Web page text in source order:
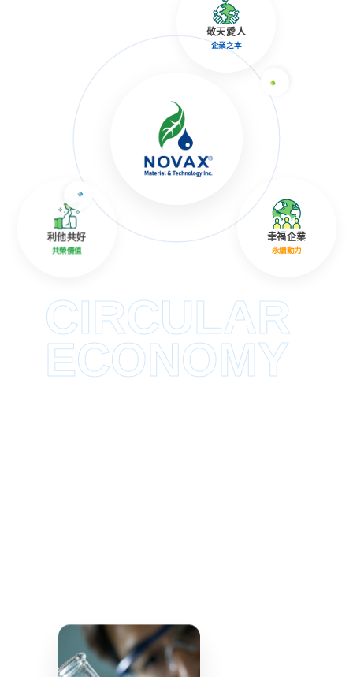
敬天愛人
企業之本
利他共好
共榮價值
幸福企業
永續動力
CIRCULAR
ECONOMY